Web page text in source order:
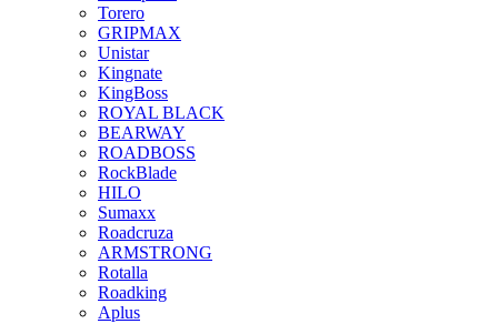
Torero
GRIPMAX
Unistar
Kingnate
KingBoss
ROYAL BLACK
BEARWAY
ROADBOSS
RockBlade
HILO
Sumaxx
Roadcruza
ARMSTRONG
Rotalla
Roadking
Aplus